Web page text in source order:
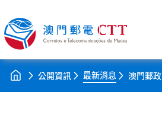
公開資訊 最新消息 澳門郵政